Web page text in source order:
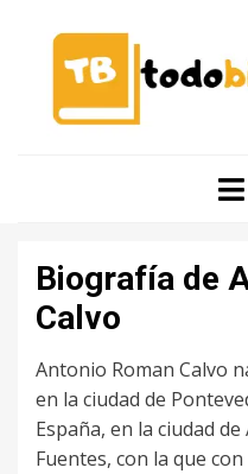
TODO
Biografía de
Calvo
Antonio Roman Calvo
en la ciudad de
España, en la ciudad
Fuentes, con la que